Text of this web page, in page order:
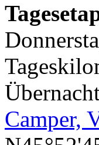
Camper,